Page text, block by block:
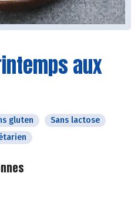
aux
gluten
Sans lactose